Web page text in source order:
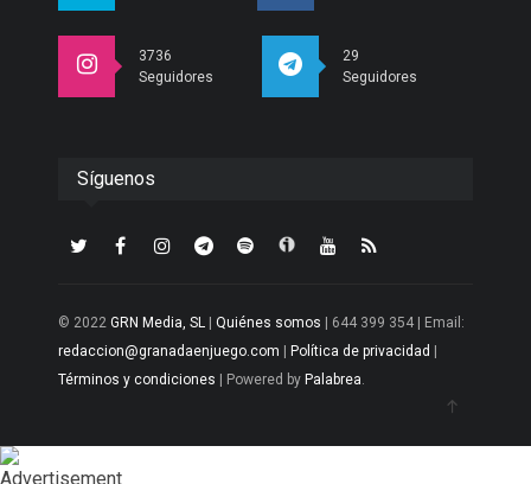
3736
Seguidores
29
Seguidores
Síguenos
© 2022 GRN Media, SL | Quiénes somos | 644 399 354 | Email:
redaccion@granadaenjuego.com | Política de privacidad |
Términos y condiciones | Powered by Palabrea.